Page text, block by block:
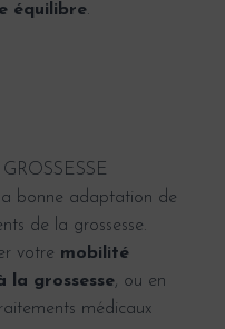
équilibre.
bonne adaptation de
de la grossesse.
votre mobilité
la grossesse, ou en
médicaux